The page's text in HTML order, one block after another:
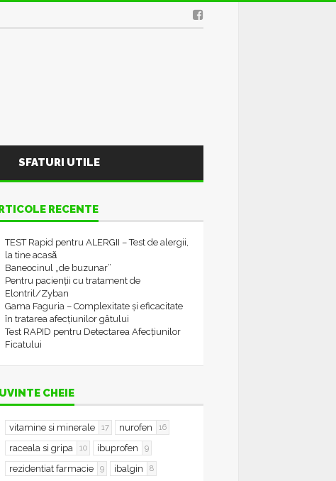
SFATURI UTILE
RECENTE
TEST Rapid pentru ALERGII – Test de alergii,
la tine acasǎ
Baneocinul „de buzunar”
Pentru pacienții cu tratament de
Elontril/Zyban
Gama Faguria – Complexitate și eficacitate
în tratarea afecțiunilor gâtului
Test RAPID pentru Detectarea Afecțiunilor
Ficatului
CHEIE
vitamine si minerale 17 nurofen 16
raceala si gripa 10 ibuprofen 9
rezidentiat farmacie 9 ibalgin 8